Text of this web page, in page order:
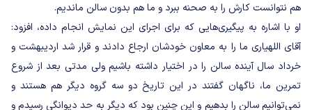
هم نتوانست کارش را به صحنه ببرد و ما هم بدون سالن ماندیم.
او با اشاره به پیگیری‌هایی که برای اجرای این نمایش انجام داده، افزود:
آقای اللهیاری ما را به معاون خودشان ارجاع دادند و قرار شد اردیبهشت و
خرداد سال آینده سالن را در اختیار داشته باشیم ولی مدتی بعد از شروع
تمرین ما، ناگهان گفتند در این تاریخ دو سه گروه دیگر هم هستند و
نمی‌توانیم سالن را بدهیم و این چنین بود که دیگر به حد دیوانگی رسیدم و